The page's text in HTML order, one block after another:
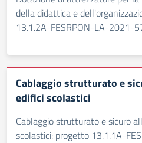
della didattica e
13.1.2A-FESRPON-LA-2021-
Cablaggio strutturato e
edifici scolastici
Cablaggio strutturato e sicuro
scolastici: progetto 13.1.1A-